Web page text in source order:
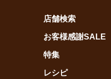
店舗検索
お客様感謝SALE
特集
レシピ